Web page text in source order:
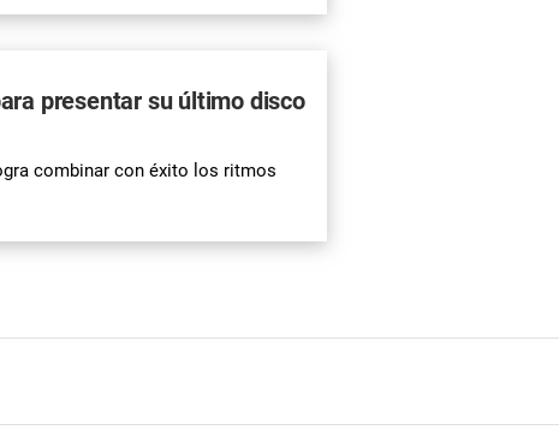
presentar su último disco
combinar con éxito los ritmos